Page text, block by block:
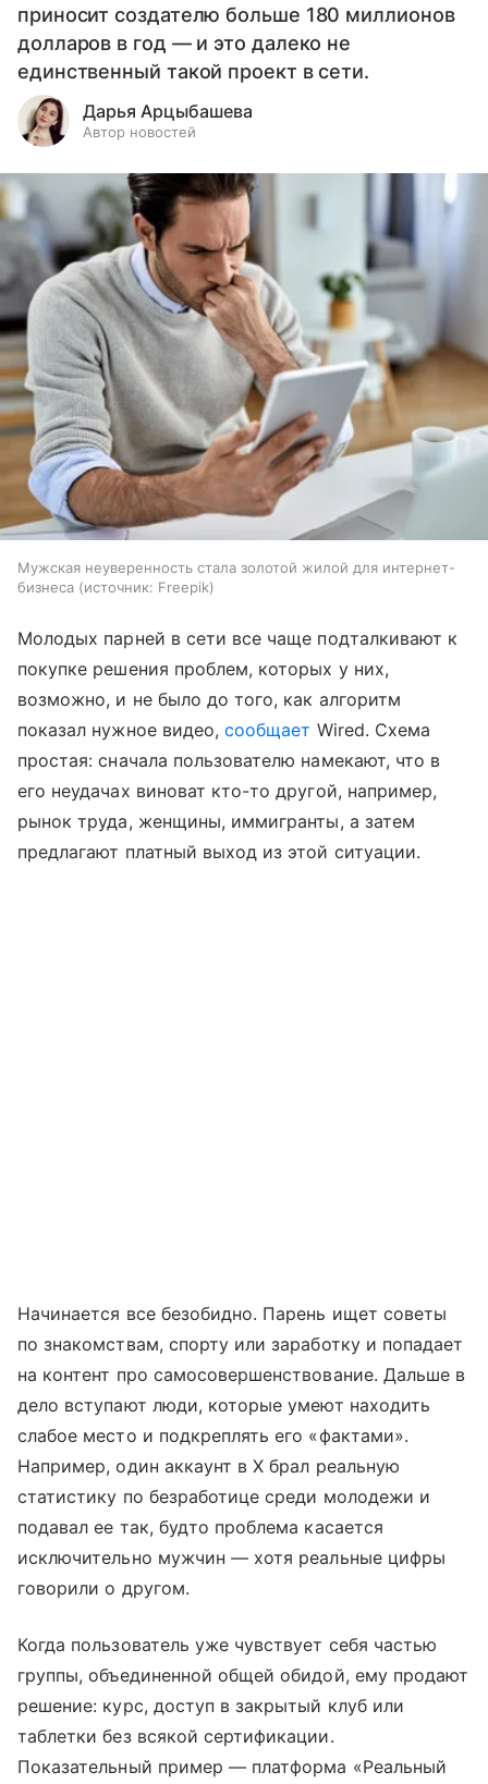
приносит создателю больше 180 миллионов
долларов в год — и это далеко не
единственный такой проект в сети.
Дарья Арцыбашева
Автор новостей
Мужская неуверенность стала золотой жилой для интернет-
бизнеса
источник: Freepik
Молодых парней в сети все чаще подталкивают к
покупке решения проблем, которых у них,
возможно, и не было до того, как алгоритм
показал нужное видео,сообщает Wired. Схема
простая: сначала пользователю намекают, что в
его неудачах виноват кто-то другой, например,
рынок труда, женщины, иммигранты, а затем
предлагают платный выход из этой ситуации.
Начинается все безобидно. Парень ищет советы
по знакомствам, спорту или заработку и попадает
на контент про самосовершенствование. Дальше в
дело вступают люди, которые умеют находить
слабое место и подкреплять его «фактами».
Например, один аккаунт в X брал реальную
статистику по безработице среди молодежи и
подавал ее так, будто проблема касается
исключительно мужчин — хотя реальные цифры
говорили о другом.
Когда пользователь уже чувствует себя частью
группы, объединенной общей обидой, ему продают
решение: курс, доступ в закрытый клуб или
таблетки без всякой сертификации.
Показательный пример — платформа «Реальный